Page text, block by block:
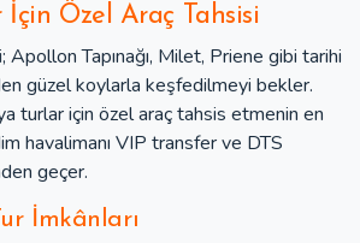
İçin Özel Araç Tahsisi
Apollon Tapınağı, Milet, Priene gibi tarihi
güzel koylarla keşfedilmeyi bekler.
turlar için özel araç tahsis etmenin en
havalimanı VIP transfer ve DTS
geçer.
İmkânları